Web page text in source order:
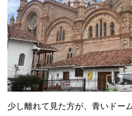
少し離れて見た方が、青いドー